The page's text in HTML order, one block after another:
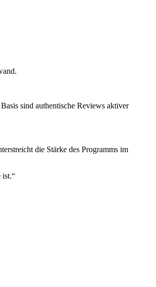
sind authentische Reviews aktiver
die Stärke des Programms im
ist.“